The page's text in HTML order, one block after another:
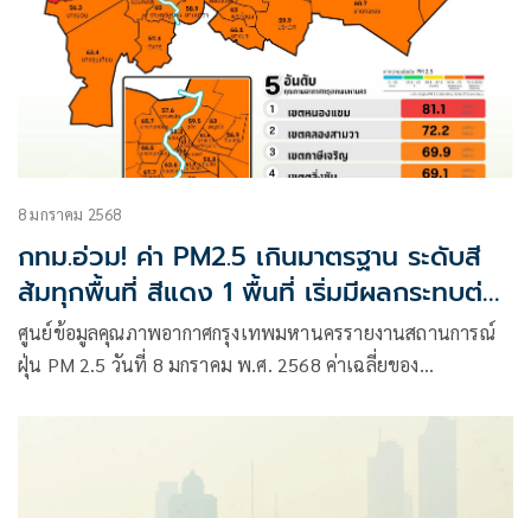
8 มกราคม 2568
กทม.อ่วม! ค่า PM2.5 เกินมาตรฐาน ระดับสี
ส้มทุกพื้นที่ สีแดง 1 พื้นที่ เริ่มมีผลกระทบต่อ
สุขภาพ
ศูนย์ข้อมูลคุณภาพอากาศกรุงเทพมหานครรายงานสถานการณ์
ฝุ่น PM 2.5 วันที่ 8 มกราคม พ.ศ. 2568 ค่าเฉลี่ยของ